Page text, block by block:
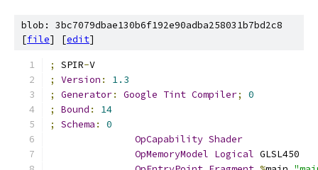
blob: 3bc7079dbae130b6f192e90adba258031b7bd2c8
[file] [edit]
; SPIR-V
;
Version :
1.3
;
Generator: Google Tint Compiler;
0
;
Bound :
14
;
Schema :
0
OpCapability Shader
OpMemoryModel Logical GLSL450